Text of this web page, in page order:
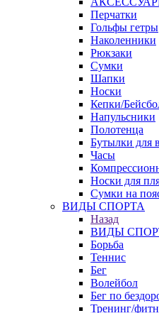
Перчатки
Гольфы гетры
Наколенники
Рюкзаки
Сумки
Шапки
Носки
Кепки/
Напульсники
Полотенца
Бутылки для
Часы
Носки для
Сумки на
ВИДЫ СПОРТА
Назад
ВИДЫ
Борьба
Теннис
Бег
Волейбол
Бег по
Тренинг/